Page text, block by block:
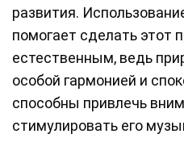
развития.
помогает сделать этот
естественным, ведь
особой гармонией и
способны привлечь
стимулировать его